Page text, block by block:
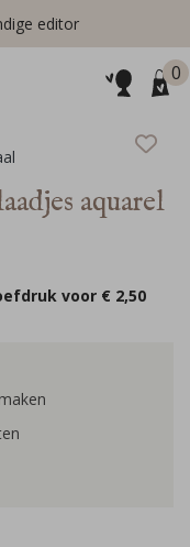
editor
0
aquarel
voor € 2,50